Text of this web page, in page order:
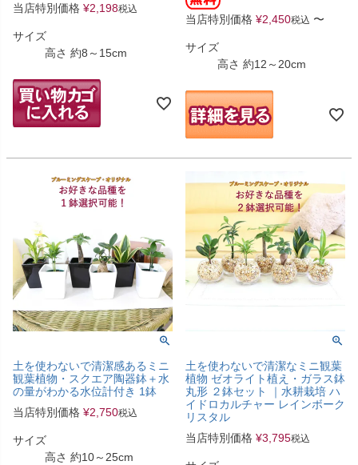
当店特別価格 ¥2,198税込
サイズ
高さ 約8～15cm
当店特別価格 ¥2,450税込 〜
サイズ
高さ 約12～20cm
土を使わないで清潔感あるミニ
観葉植物・スクエア陶器鉢＋水
の量がわかる水位計付き 1鉢
当店特別価格 ¥2,750税込
サイズ
高さ 約10～25cm
土を使わないで清潔なミニ観葉
植物 ゼオライト植え・ガラス鉢
丸形 ２鉢セット ｜水耕栽培 ハ
イドロカルチャー レインボーク
リスタル
当店特別価格 ¥3,795税込